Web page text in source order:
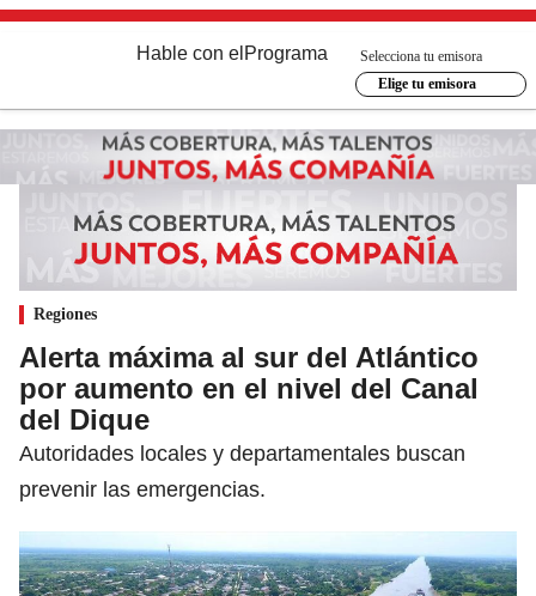
Hable con el Programa
Selecciona tu emisora
Elige tu emisora
Regiones
Alerta máxima al sur del Atlántico
por aumento en el nivel del Canal
del Dique
Autoridades locales y departamentales buscan
prevenir las emergencias.